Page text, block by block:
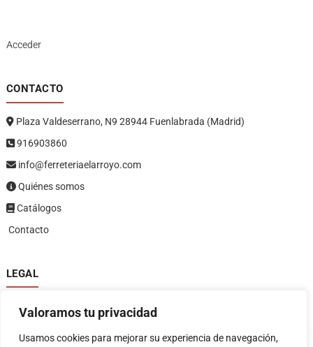
Valoramos tu privacidad
Usamos cookies para mejorar su experiencia de navegación,
Acceder
CONTACTO
Plaza Valdeserrano, N9 28944 Fuenlabrada (Madrid)
916903860
info@ferreteriaelarroyo.com
Quiénes somos
Catálogos
Contacto
LEGAL
Política de privacidad
Política de devoluciones y reembolsos
Términos y condiciones